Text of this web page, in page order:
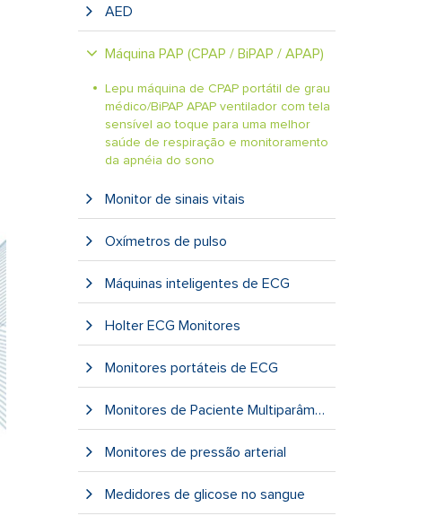
AED
Máquina PAP (CPAP / BiPAP / APAP)
Lepu máquina de CPAP portátil de grau
médico/BiPAP APAP ventilador com tela
sensível ao toque para uma melhor
saúde de respiração e monitoramento
da apnéia do sono
Monitor de sinais vitais
Oxímetros de pulso
Máquinas inteligentes de ECG
Holter ECG Monitores
Monitores portáteis de ECG
Monitores de Paciente Multiparâmetro
Monitores de pressão arterial
Medidores de glicose no sangue